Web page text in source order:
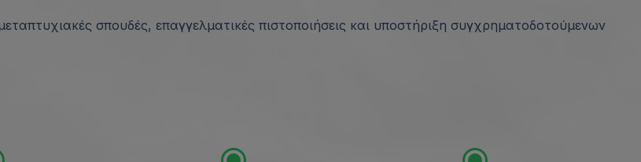
σπουδές, επαγγελματικές πιστοποιήσεις και υποστήριξη συγχρηματοδοτούμενων